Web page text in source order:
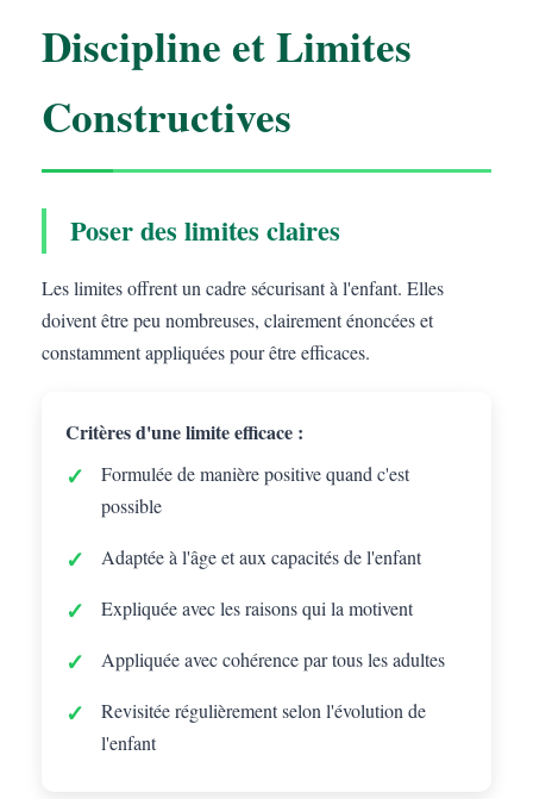
Discipline et Limites
Constructives
Poser des limites claires
Les limites offrent un cadre sécurisant à l'enfant. Elles
doivent être peu nombreuses, clairement énoncées et
constamment appliquées pour être efficaces.
Critères d'une limite efficace :
Formulée de manière positive quand c'est
possible
Adaptée à l'âge et aux capacités de l'enfant
Expliquée avec les raisons qui la motivent
Appliquée avec cohérence par tous les adultes
Revisitée régulièrement selon l'évolution de
l'enfant